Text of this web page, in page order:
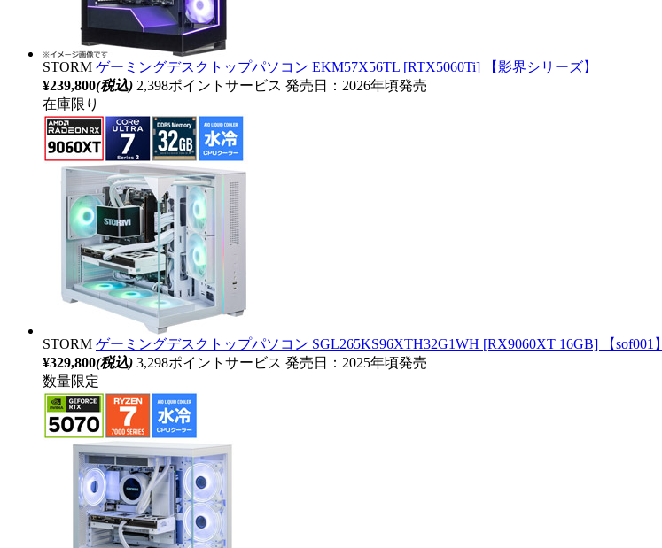
STORM ゲーミングデスクトップパソコン EKM57X56TL [RTX5060Ti] 【影界シリーズ】
¥239,800(税込) 2,398ポイントサービス 発売日：2026年頃発売
在庫限り
STORM ゲーミングデスクトップパソコン SGL265KS96XTH32G1WH [RX9060XT 16GB] 【sof001】
¥329,800(税込) 3,298ポイントサービス 発売日：2025年頃発売
数量限定